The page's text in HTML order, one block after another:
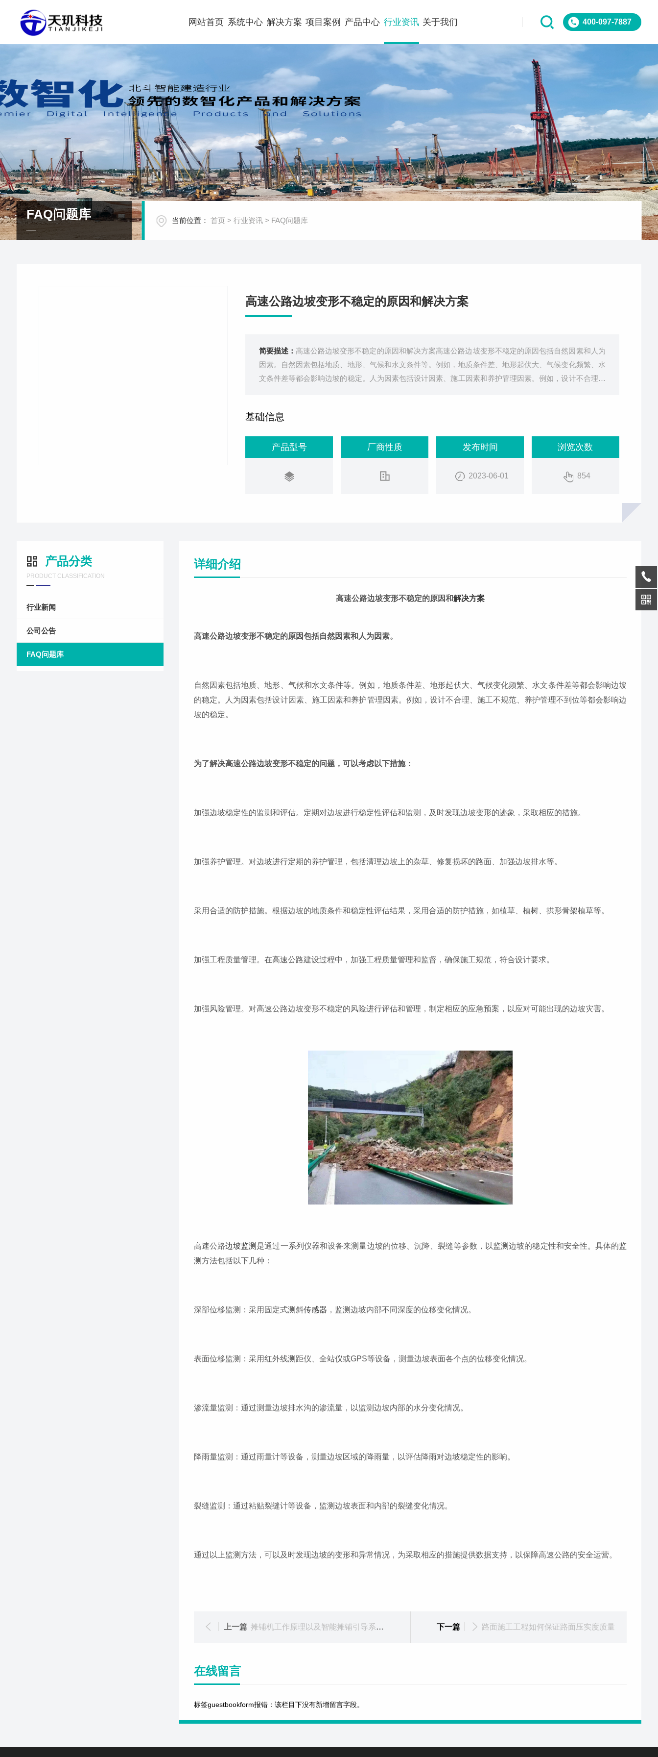
400-097-7887
网站首页 系统中心 解决方案 项目案例 产品中心 行业资讯 关于我们
FAQ问题库 当前位置： 首页 > 行业资讯> FAQ问题库
高速公路边坡变形不稳定的原因和解决方案
简要描述： 高速公路边坡变形不稳定的原因和解决方案高速公路边坡变形不稳定的原因包括自然因素和人为
因素。自然因素包括地质、地形、气候和水文条件等。例如，地质条件差、地形起伏大、气候变化频繁、水
文条件差等都会影响边坡的稳定。人为因素包括设计因素、施工因素和养护管理因素。例如，设计不合理、
基础信息
产品型号 厂商性质 发布时间
2023-06-01
浏览次数
854
产品分类
PRODUCT CLASSIFICATION
行业新闻
公司公告
FAQ问题库
详细介绍
高速公路边坡变形不稳定的原因和解决方案
高速公路边坡变形不稳定的原因包括自然因素和人为因素。
自然因素包括地质、地形、气候和水文条件等。例如，地质条件差、地形起伏大、气候变化频繁、水文条件差等都会影响边坡
的稳定。人为因素包括设计因素、施工因素和养护管理因素。例如，设计不合理、施工不规范、养护管理不到位等都会影响边
坡的稳定。
为了解决高速公路边坡变形不稳定的问题，可以考虑以下措施：
加强边坡稳定性的监测和评估。定期对边坡进行稳定性评估和监测，及时发现边坡变形的迹象，采取相应的措施。
加强养护管理。对边坡进行定期的养护管理，包括清理边坡上的杂草、修复损坏的路面、加强边坡排水等。
采用合适的防护措施。根据边坡的地质条件和稳定性评估结果，采用合适的防护措施，如植草、植树、拱形骨架植草等。
加强工程质量管理。在高速公路建设过程中，加强工程质量管理和监督，确保施工规范，符合设计要求。
加强风险管理。对高速公路边坡变形不稳定的风险进行评估和管理，制定相应的应急预案，以应对可能出现的边坡灾害。
高速公路边坡监测 是通过一系列仪器和设备来测量边坡的位移、沉降、裂缝等参数，以监测边坡的稳定性和安全性。具体的监
测方法包括以下几种：
深部位移监测：采用固定式测斜传感器 ，监测边坡内部不同深度的位移变化情况。
表面位移监测：采用红外线测距仪、全站仪或GPS等设备，测量边坡表面各个点的位移变化情况。
渗流量监测：通过测量边坡排水沟的渗流量，以监测边坡内部的水分变化情况。
降雨量监测：通过雨量计等设备，测量边坡区域的降雨量，以评估降雨对边坡稳定性的影响。
裂缝监测：通过粘贴裂缝计等设备，监测边坡表面和内部的裂缝变化情况。
通过以上监测方法，可以及时发现边坡的变形和异常情况，为采取相应的措施提供数据支持，以保障高速公路的安全运营。
上一篇 摊铺机工作原理以及智能摊铺引导系统优势 下一篇 路面施工工程如何保证路面压实度质量
在线留言
标签guestbookform报错：该栏目下没有新增留言字段。